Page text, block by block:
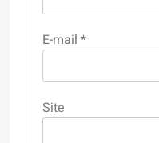
E-mail *
Site